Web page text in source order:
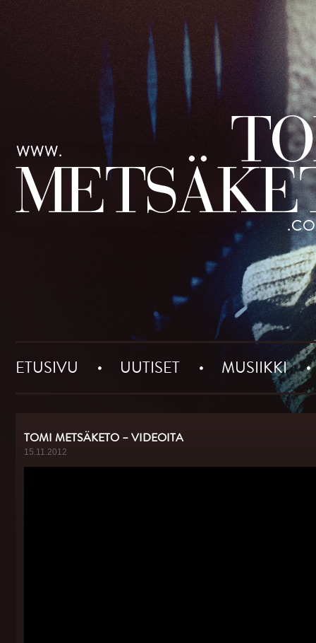
ETUSIVU UUTISET MUSIIKKI
TOMI METSÄKETO – VIDEOITA
15.11.2012